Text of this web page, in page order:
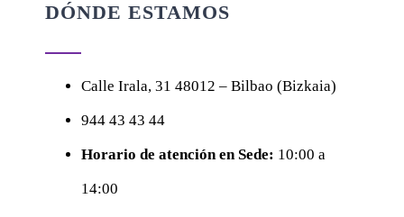
DÓNDE ESTAMOS
Calle Irala, 31 48012 – Bilbao (Bizkaia)
944 43 43 44
Horario de atención en Sede: 10:00 a
14:00